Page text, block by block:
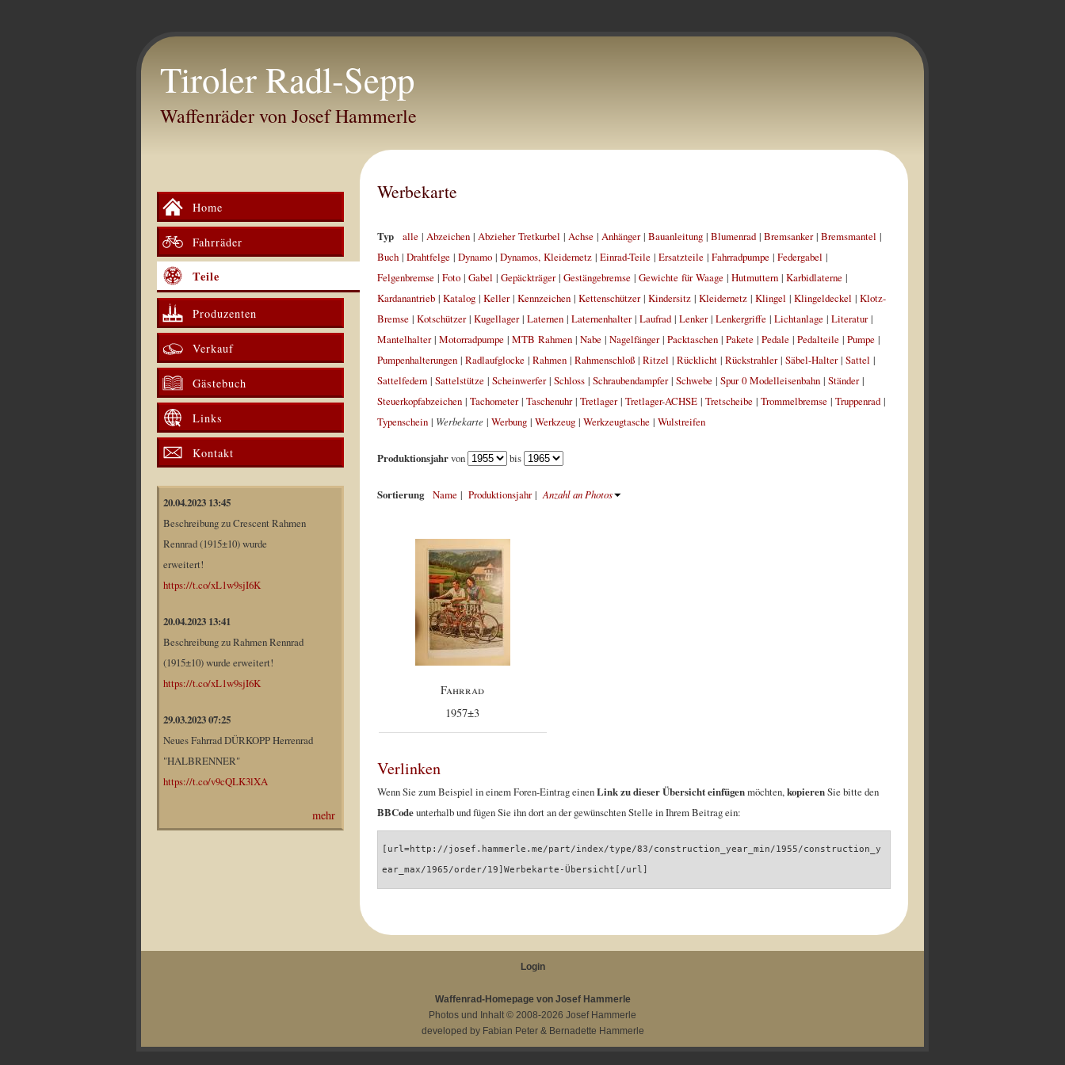
Tiroler Radl-Sepp
Waffenräder von Josef Hammerle
Home
Fahrräder
Teile
Produzenten
Verkauf
Gästebuch
Links
Kontakt
20.04.2023 13:45
Beschreibung zu Crescent Rahmen
Rennrad (1915±10) wurde
erweitert!
https://t.co/xL1w9sjI6K
20.04.2023 13:41
Beschreibung zu Rahmen Rennrad
(1915±10) wurde erweitert!
https://t.co/xL1w9sjI6K
29.03.2023 07:25
Neues Fahrrad DÜRKOPP Herrenrad
"HALBRENNER"
https://t.co/v9cQLK3lXA
mehr
Werbekarte
Typ alle| Abzeichen| Abzieher Tretkurbel | Achse| Anhänger| Bauanleitung| Blumenrad| Bremsanker| Bremsmantel |
Buch| Drahtfelge| Dynamo| Dynamos, Kleidernetz| Einrad-Teile| Ersatzteile| Fahrradpumpe| Federgabel |
Felgenbremse| Foto| Gabel | Gepäckträger| Gestängebremse| Gewichte für Waage| Hutmuttern| Karbidlaterne|
Kardanantrieb| Katalog| Keller| Kennzeichen| Kettenschützer| Kindersitz| Kleidernetz| Klingel | Klingeldeckel | Klotz-
Bremse| Kotschützer| Kugellager| Laternen| Laternenhalter| Laufrad| Lenker| Lenkergriffe| Lichtanlage| Literatur|
Mantelhalter| Motorradpumpe| MTB Rahmen| Nabe| Nagelfänger| Packtaschen| Pakete| Pedale| Pedalteile| Pumpe|
Pumpenhalterungen| Radlaufglocke| Rahmen| Rahmenschloß| Ritzel | Rücklicht| Rückstrahler| Säbel-Halter| Sattel |
Sattelfedern| Sattelstütze| Scheinwerfer| Schloss| Schraubendampfer| Schwebe| Spur 0 Modelleisenbahn| Ständer|
Steuerkopfabzeichen| Tachometer| Taschenuhr| Tretlager| Tretlager-ACHSE| Tretscheibe| Trommelbremse| Truppenrad|
Typenschein| Werbekarte| Werbung| Werkzeug| Werkzeugtasche| Wulstreifen
Produktionsjahrvon bis
Sortierung Name| Produktionsjahr|Anzahl an Photos
Fahrrad
1957±3
Verlinken
Wenn Sie zum Beispiel in einem Foren-Eintrag einenLink zu dieser Übersicht einfügenmöchten,kopierenSie bitte den
BBCodeunterhalb und fügen Sie ihn dort an der gewünschten Stelle in Ihrem Beitrag ein:
[url=http://josef.hammerle.me/part/index/type/83/construction_year_min/1955/construction_y
ear_max/1965/order/19]Werbekarte-Übersicht[/url]
Login
Waffenrad-Homepage von Josef Hammerle
Photos und Inhalt © 2008-2026 Josef Hammerle
developed by Fabian Peter& Bernadette Hammerle